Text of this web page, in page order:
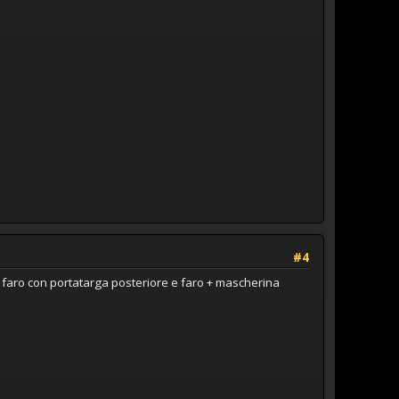
#4
con portatarga posteriore e faro + mascherina